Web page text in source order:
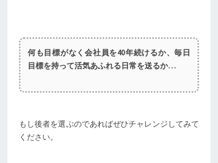
何も目標がなく会社員を40年続けるか、毎日
目標を持って活気あふれる日常を送るか…
もし後者を選ぶのであればぜひチャレンジしてみて
ください。